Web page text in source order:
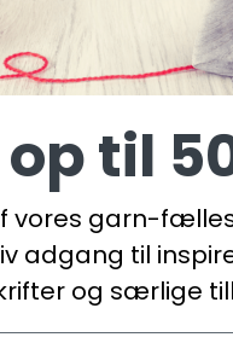
til
vores garn-
adgang til
og særlige